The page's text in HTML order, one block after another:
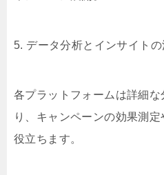
5. データ分析とインサイトの
各プラットフォームは詳細
り、キャンペーンの効果測
役立ちます。